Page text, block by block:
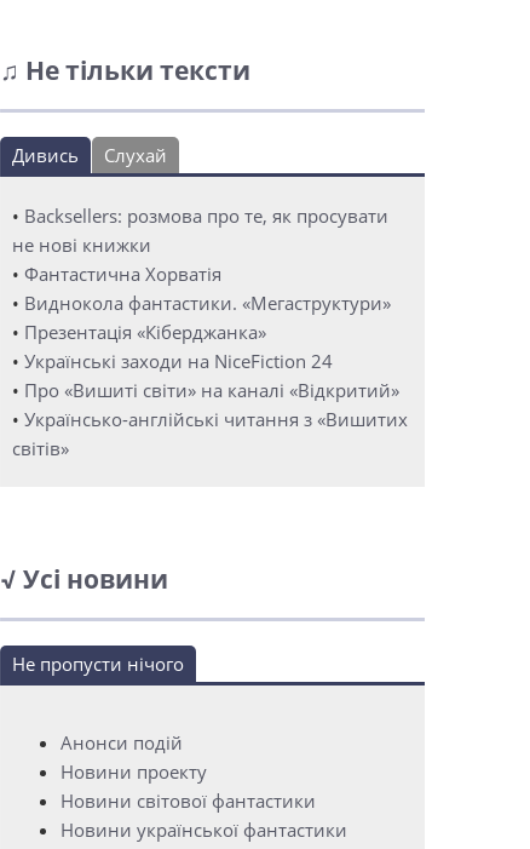
♫ Не тільки тексти
Дивись Слухай
• Backsellers: розмова про те, як просувати
не нові книжки
• Фантастична Хорватія
• Виднокола фантастики. «Мегаструктури»
• Презентація «Кіберджанка»
• Українські заходи на NiceFiction 24
• Про «Вишиті світи» на каналі «Відкритий»
• Українсько-англійські читання з «Вишитих
світів»
√ Усі новини
Не пропусти нічого
Анонси подій
Новини проекту
Новини світової фантастики
Новини української фантастики